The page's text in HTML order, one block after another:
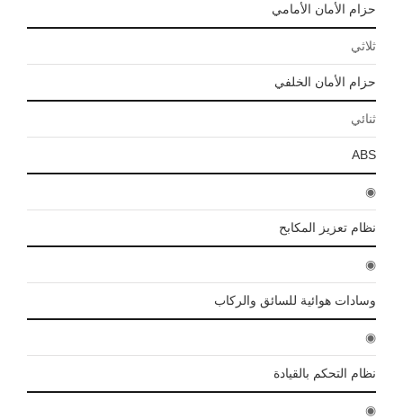
حزام الأمان الأمامي
ثلاثي
حزام الأمان الخلفي
ثنائي
ABS
◉
نظام تعزيز المكابح
◉
وسادات هوائية للسائق والركاب
◉
نظام التحكم بالقيادة
◉